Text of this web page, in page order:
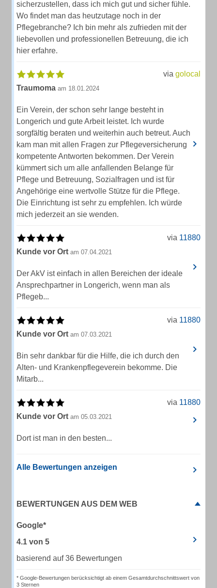
sicherzustellen, dass ich mich gut und sicher fühle.
Wo findet man das heutzutage noch in der
Pflegebranche? Ich bin mehr als zufrieden mit der
liebevollen und professionellen Betreuung, die ich
hier erfahre.
via golocal
Traumoma am 18.01.2024
Ein Verein, der schon sehr lange besteht in
Longerich und gute Arbeit leistet. Ich wurde
sorgfältig beraten und weiterhin auch betreut. Auch
kam man mit allen Fragen zur Pflegeversicherung
kompetente Antworten bekommen. Der Verein
kümmert sich um alle anfallenden Belange für
Pflege und Betreuung, Sozialfragen und ist für
Angehörige eine wertvolle Stütze für die Pflege.
Die Einrichtung ist sehr zu empfehlen. Ich würde
mich jederzeit an sie wenden.
via 11880
Kunde vor Ort am 07.04.2021
Der AkV ist einfach in allen Bereichen der ideale
Ansprechpartner in Longerich, wenn man als
Pflegeb...
via 11880
Kunde vor Ort am 07.03.2021
Bin sehr dankbar für die Hilfe, die ich durch den
Alten- und Krankenpflegeverein bekomme. Die
Mitarb...
via 11880
Kunde vor Ort am 05.03.2021
Dort ist man in den besten...
Alle Bewertungen anzeigen
BEWERTUNGEN AUS DEM WEB
Google*
4.1 von 5
basierend auf 36 Bewertungen
* Google-Bewertungen berücksichtigt ab einem Gesamtdurchschnittswert von
3 Sternen